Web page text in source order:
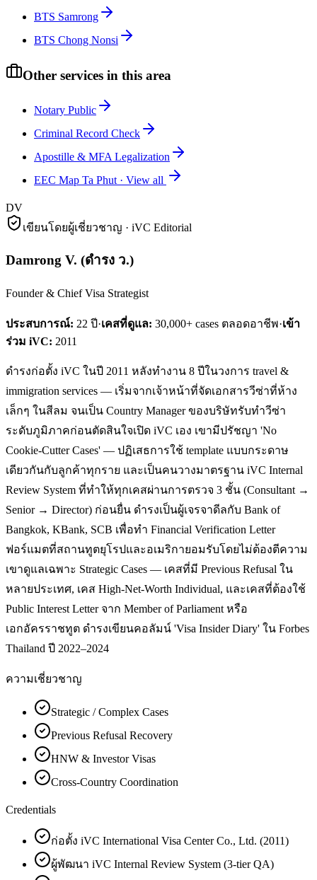
BTS Samrong
BTS Chong Nonsi
Other services in this area
Notary Public
Criminal Record Check
Apostille & MFA Legalization
EEC Map Ta Phut · View all
DV
เขียนโดยผู้เชี่ยวชาญ · iVC Editorial
Damrong V. (ดำรง ว.)
Founder & Chief Visa Strategist
ประสบการณ์: 22 ปี·เคสที่ดูแล: 30,000+ cases ตลอดอาชีพ·เข้า
ร่วม iVC: 2011
ดำรงก่อตั้ง iVC ในปี 2011 หลังทำงาน 8 ปีในวงการ travel &
immigration services — เริ่มจากเจ้าหน้าที่จัดเอกสารวีซ่าที่ห้าง
เล็กๆ ในสีลม จนเป็น Country Manager ของบริษัทรับทำวีซ่า
ระดับภูมิภาคก่อนตัดสินใจเปิด iVC เอง เขามีปรัชญา 'No
Cookie-Cutter Cases' — ปฏิเสธการใช้ template แบบกระดาษ
เดียวกันกับลูกค้าทุกราย และเป็นคนวางมาตรฐาน iVC Internal
Review System ที่ทำให้ทุกเคสผ่านการตรวจ 3 ชั้น (Consultant →
Senior → Director) ก่อนยื่น ดำรงเป็นผู้เจรจาดีลกับ Bank of
Bangkok, KBank, SCB เพื่อทำ Financial Verification Letter
ฟอร์แมตที่สถานทูตยุโรปและอเมริกายอมรับโดยไม่ต้องตีความ
เขาดูแลเฉพาะ Strategic Cases — เคสที่มี Previous Refusal ใน
หลายประเทศ, เคส High-Net-Worth Individual, และเคสที่ต้องใช้
Public Interest Letter จาก Member of Parliament หรือ
เอกอัครราชทูต ดำรงเขียนคอลัมน์ 'Visa Insider Diary' ใน Forbes
Thailand ปี 2022–2024
ความเชี่ยวชาญ
Strategic / Complex Cases
Previous Refusal Recovery
HNW & Investor Visas
Cross-Country Coordination
Credentials
ก่อตั้ง iVC International Visa Center Co., Ltd. (2011)
ผู้พัฒนา iVC Internal Review System (3-tier QA)